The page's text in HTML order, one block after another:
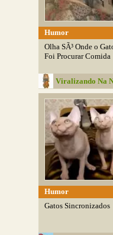
Humor
Olha SÃ³ Onde o
Foi Procurar Comida
Viralizando Na
Humor
Gatos Sincronizados